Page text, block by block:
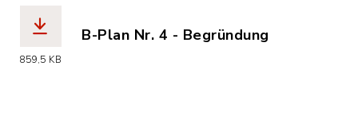
859,5 KB
B-Plan Nr. 4 - Begründung